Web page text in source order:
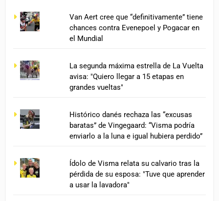
Van Aert cree que “definitivamente” tiene
chances contra Evenepoel y Pogacar en
el Mundial
La segunda máxima estrella de La Vuelta
avisa: "Quiero llegar a 15 etapas en
grandes vueltas"
Histórico danés rechaza las “excusas
baratas” de Vingegaard: “Visma podría
enviarlo a la luna e igual hubiera perdido”
Ídolo de Visma relata su calvario tras la
pérdida de su esposa: "Tuve que aprender
a usar la lavadora"